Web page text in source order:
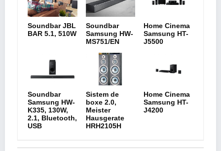
Soundbar JBL
BAR 5.1, 510W
Soundbar
Samsung HW-
MS751/EN
Home Cinema
Samsung HT-
J5500
Soundbar
Samsung HW-
K335, 130W,
2.1, Bluetooth,
USB
Sistem de
boxe 2.0,
Meister
Hausgerate
HRH2105H
Home Cinema
Samsung HT-
J4200